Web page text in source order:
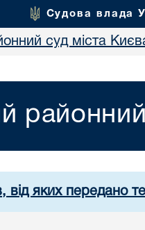
Судова влада
суд міста
від яких передано